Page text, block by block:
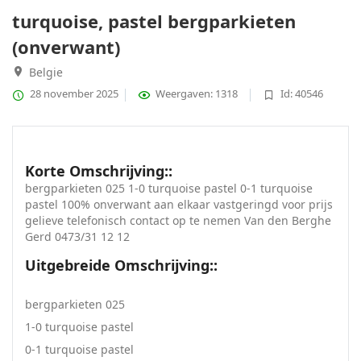
turquoise, pastel bergparkieten
(onverwant)
Belgie
28 november 2025 Weergaven: 1318 Id: 40546
Korte Omschrijving::
bergparkieten 025 1-0 turquoise pastel 0-1 turquoise
pastel 100% onverwant aan elkaar vastgeringd voor prijs
gelieve telefonisch contact op te nemen Van den Berghe
Gerd 0473/31 12 12
Uitgebreide Omschrijving::
bergparkieten 025
1-0 turquoise pastel
0-1 turquoise pastel